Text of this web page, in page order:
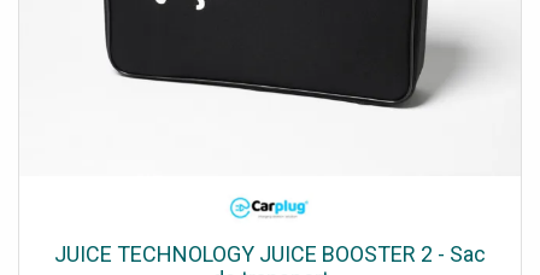
JUICE TECHNOLOGY JUICE BOOSTER 2 - Sac